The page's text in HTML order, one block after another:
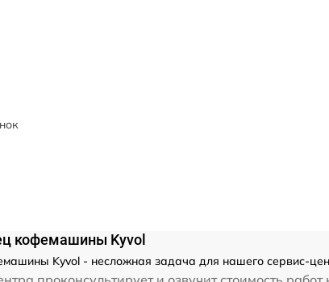
кофемашины Kyvol
Kyvol - несложная задача для нашего сервис-